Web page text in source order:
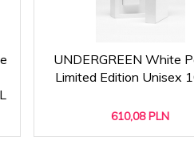
UNDERGREEN White
Limited Edition Unisex
610,08 PLN